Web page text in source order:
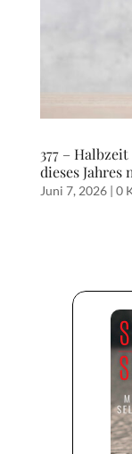
377 –
dieses Jahres
Juni 7, 2026| 0